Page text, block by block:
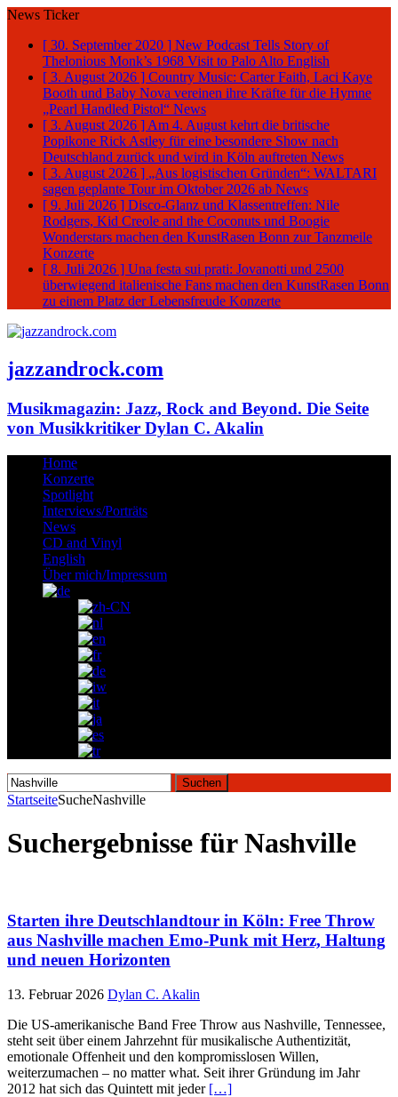
News Ticker
[ 30. September 2020 ] New Podcast Tells Story of
Thelonious Monk’s 1968 Visit to Palo Alto English
[ 3. August 2026 ] Country Music: Carter Faith, Laci Kaye
Booth und Baby Nova vereinen ihre Kräfte für die Hymne
„Pearl Handled Pistol“ News
[ 3. August 2026 ] Am 4. August kehrt die britische
Popikone Rick Astley für eine besondere Show nach
Deutschland zurück und wird in Köln auftreten News
[ 3. August 2026 ] „Aus logistischen Gründen“: WALTARI
sagen geplante Tour im Oktober 2026 ab News
[ 9. Juli 2026 ] Disco-Glanz und Klassentreffen: Nile
Rodgers, Kid Creole and the Coconuts und Boogie
Wonderstars machen den KunstRasen Bonn zur Tanzmeile
Konzerte
[ 8. Juli 2026 ] Una festa sui prati: Jovanotti und 2500
überwiegend italienische Fans machen den KunstRasen Bonn
zu einem Platz der Lebensfreude Konzerte
jazzandrock.com
Musikmagazin: Jazz, Rock and Beyond. Die Seite
von Musikkritiker Dylan C. Akalin
Home
Konzerte
Spotlight
Interviews/Porträts
News
CD and Vinyl
English
Über mich/Impressum
Suchen
nach:
StartseiteSucheNashville
Suchergebnisse fürNashville
Starten ihre Deutschlandtour in Köln: Free Throw
aus Nashville machen Emo-Punk mit Herz, Haltung
und neuen Horizonten
13. Februar 2026 Dylan C. Akalin
Die US-amerikanische Band Free Throw aus Nashville, Tennessee,
steht seit über einem Jahrzehnt für musikalische Authentizität,
emotionale Offenheit und den kompromisslosen Willen,
weiterzumachen – no matter what. Seit ihrer Gründung im Jahr
2012 hat sich das Quintett mit jeder […]